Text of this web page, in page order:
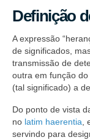
Definição
A expressão
de significados,
transmissão de
outra em função
(tal significado) a
Do ponto de vista
no latim haerentia
servindo para